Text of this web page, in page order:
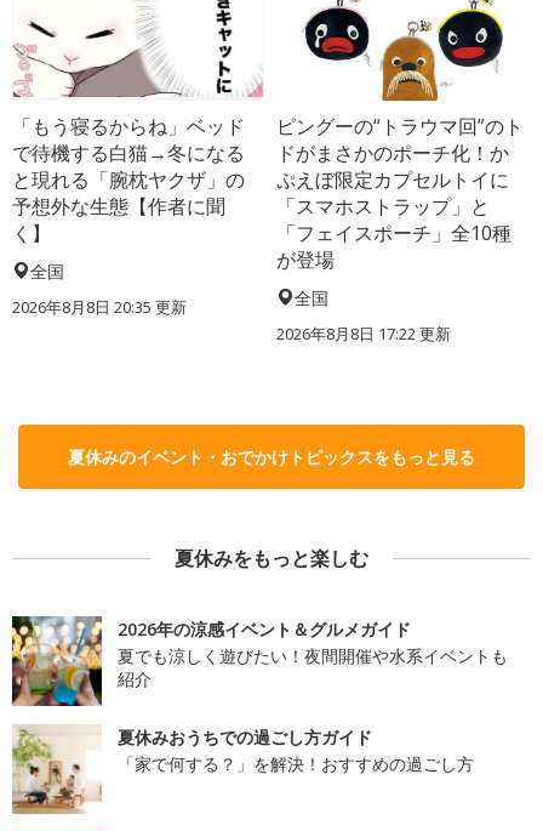
「もう寝るからね」ベッド
で待機する白猫→冬になる
と現れる「腕枕ヤクザ」の
予想外な生態【作者に聞
く】
全国
2026年8月8日 20:35 更新
ピングーの“トラウマ回”のト
ドがまさかのポーチ化！か
ぷえぼ限定カプセルトイに
「スマホストラップ」と
「フェイスポーチ」全10種
が登場
全国
2026年8月8日 17:22更新
夏休みのイベント・おでかけトピックスをもっと見る
夏休みをもっと楽しむ
2026年の涼感イベント＆グルメガイド
夏でも涼しく遊びたい！夜間開催や水系イベントも
紹介
夏休みおうちでの過ごし方ガイド
「家で何する？」を解決！おすすめの過ごし方